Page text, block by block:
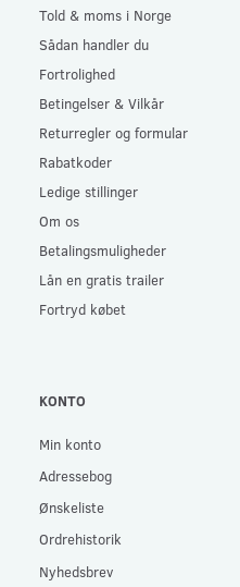
Told & moms i Norge
Sådan handler du
Fortrolighed
Betingelser & Vilkår
Returregler og formular
Rabatkoder
Ledige stillinger
Om os
Betalingsmuligheder
Lån en gratis trailer
Fortryd købet
KONTO
Min konto
Adressebog
Ønskeliste
Ordrehistorik
Nyhedsbrev